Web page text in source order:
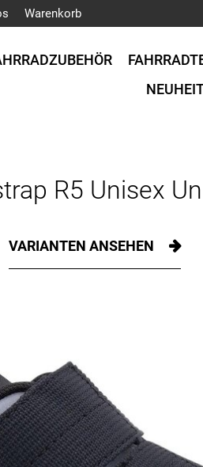
Warenkorb
R5 Unisex
VARIANTEN ANSEHEN